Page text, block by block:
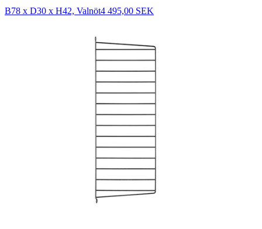
B78 x D30 x H42, Valnöt4 495,00 SEK